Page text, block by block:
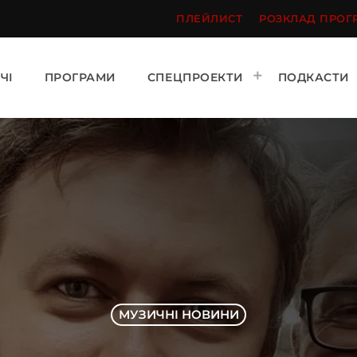
ПЛЕЙЛИСТ РОЗКЛАД
ПРОГРАМИ СПЕЦПРОЕКТИ ПОДКАСТИ
МУЗИЧНІ НОВИНИ